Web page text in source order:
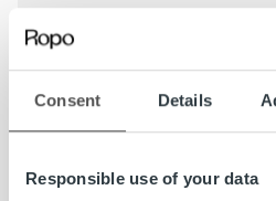
Consent Details
Responsible use of your data
Koulutuksen kesto on noin
kaikille ilmoittautuneille
kiinnostuneille yrityksille.